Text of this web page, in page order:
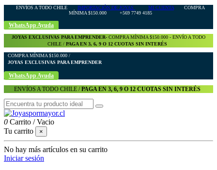
ENVÍOS A TODO CHILE IMPORTACIÓN DE JOYAS MI CUENTA COMPRA
MÍNIMA $150.000 +569 7749 4185
WhatsApp Ayuda
JOYAS EXCLUSIVAS PARA EMPRENDER- COMPRA MÍNIMA $150.000 - ENVÍO A TODO
CHILE / PAGA EN 3, 6, 9 O 12 CUOTAS SIN INTERÉS
COMPRA MÍNIMA $150.000 /
JOYAS EXCLUSIVAS PARA EMPRENDER
WhatsApp Ayuda
ENVÍOS A TODO CHILE /PAGA EN 3, 6, 9 O 12 CUOTAS SIN INTERÉS
0 Carrito /Vacio
Tu carrito
×
No hay más artículos en su carrito
Iniciar sesión